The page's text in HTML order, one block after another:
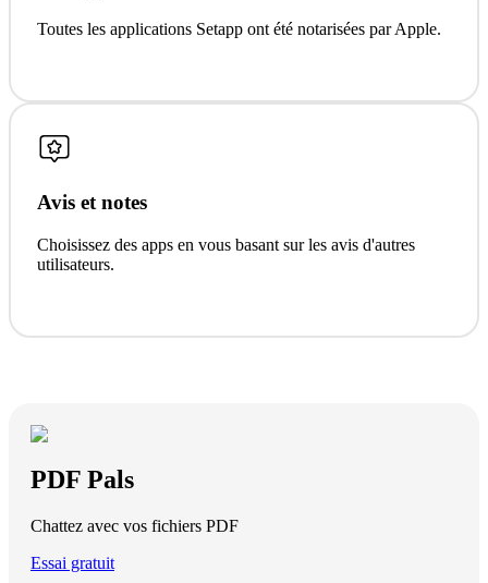
Toutes les applications Setapp ont été notarisées par Apple.
Avis et notes
Choisissez des apps en vous basant sur les avis d'autres
utilisateurs.
PDF Pals
Chattez avec vos fichiers PDF
Essai gratuit